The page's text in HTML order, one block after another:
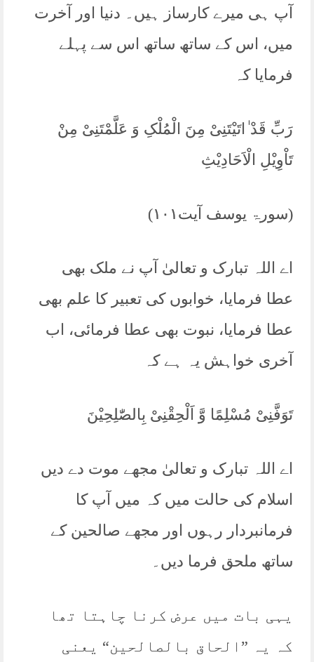
آپ ہی میرے کارساز ہیں۔ دنیا اور آخرت
میں، اس کے ساتھ ساتھ اس سے پہلے
فرمایا کہ
رَبِّ قَدْ ٰاتَیْتَنِیْ مِنَ الْمُلْکِ وَ عَلَّمْتَنِیْ مِنْ
تَاْوِیْلِ الْاَحَادِیْثِ
(سورۃ یوسف آیت۱۰۱)
اے اللہ تبارک و تعالیٰ آپ نے ملک بھی
عطا فرمایا، خوابوں کی تعبیر کا علم بھی
عطا فرمایا، نبوت بھی عطا فرمائی، اب
آخری خواہش یہ ہے کہ
تَوَفَّنِیْ مُسْلِمًا وَّ اَلْحِقْنِیْ بِالصّٰلِحِیْنَ
اے اللہ تبارک و تعالیٰ مجھے موت دے دیں
اسلام کی حالت میں کہ میں آپ کا
فرمانبردار رہوں اور مجھے صالحین کے
ساتھ ملحق فرما دیں۔
یہی بات میں عرض کرنا چاہتا تھا
کہ یہ ”الحاق بالصالحین“ یعنی